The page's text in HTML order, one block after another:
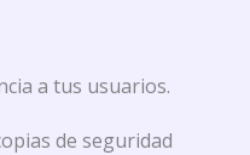
a tus usuarios.
de seguridad